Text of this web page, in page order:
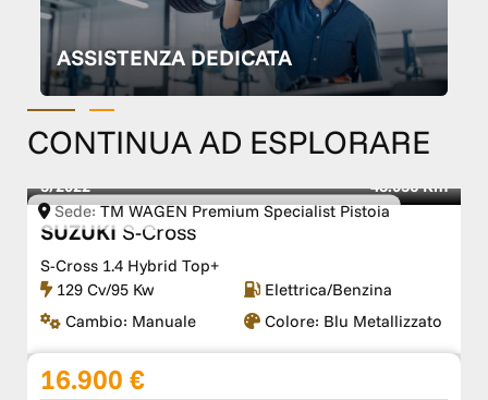
ASSISTENZA DEDICATA
CONTINUA AD ESPLORARE
Sede: TM WAGEN Premium Specialist Pistoia
3/2022 48.036 Km
SUZUKI S-Cross
S-Cross 1.4 Hybrid Top+
129 Cv/95 Kw
Elettrica/Benzina
Cambio: Manuale Colore: Blu Metallizzato
16.900 €